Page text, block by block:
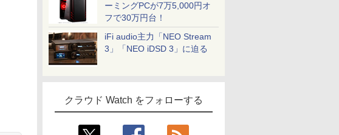
ーミングPCが7万5,000円オ
フで30万円台！
iFi audio主力「NEO Stream
3」「NEO iDSD 3」に迫る
クラウド Watch をフォローする